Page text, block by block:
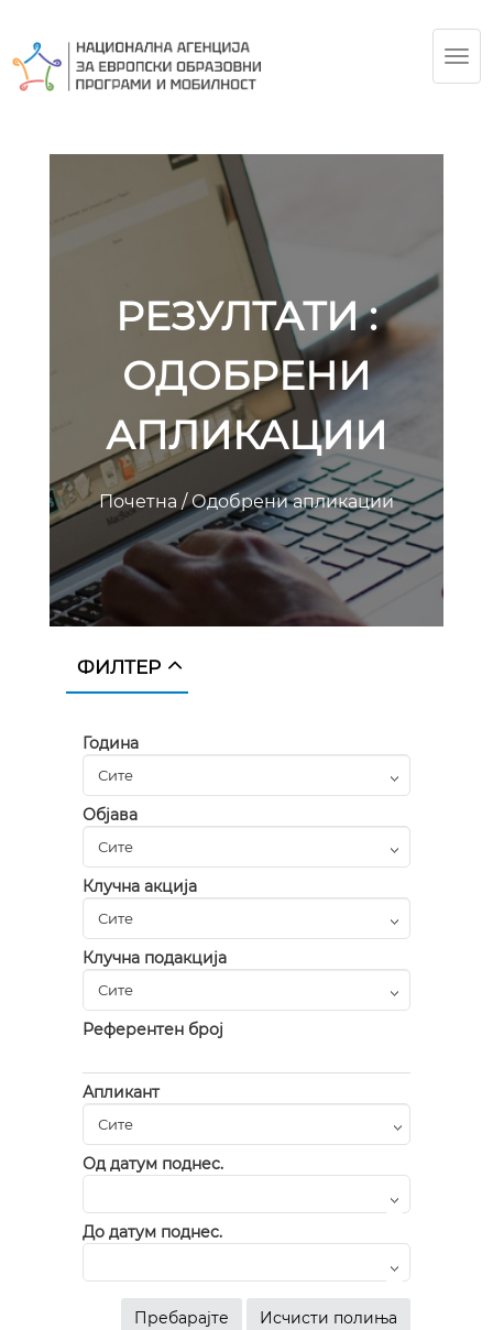
РЕЗУЛТАТИ :
ОДОБРЕНИ
АПЛИКАЦИИ
Почетна /Одобрени апликации
ФИЛТЕР
Година
Објава
Клучна акција
Клучна подакција
Референтен број
Апликант
Од датум поднес.
До датум поднес.